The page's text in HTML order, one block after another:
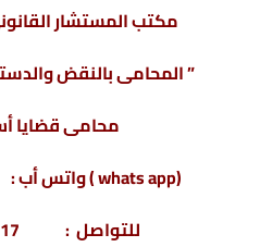
مكتب المستشار
” المحامى بالنقض
محامى قضايا
(whats app ) واتس أب : 201220615243+
للتواصل : 201103004317+